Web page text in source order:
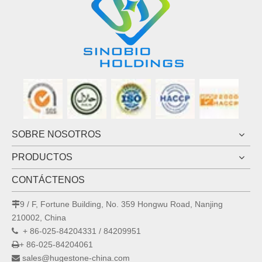
SOBRE NOSOTROS
PRODUCTOS
CONTÁCTENOS
9 / F, Fortune Building, No. 359 Hongwu Road, Nanjing
210002, China
 + 86-025-84204331 / 84209951
+ 86-025-84204061
 sales@hugestone-china.com